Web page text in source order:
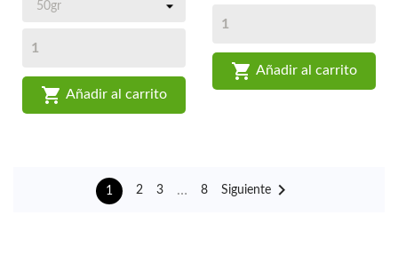
 Añadir al carrito
 Añadir al carrito
1 2 3 … 8 Siguiente 